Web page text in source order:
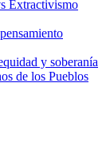
Extractivismo
y soberanía
de los Pueblos